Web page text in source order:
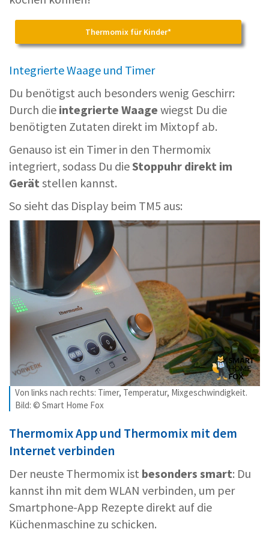
Thermomix für Kinder*
Integrierte Waage und Timer
Du benötigst auch besonders wenig Geschirr:
Durch die integrierte Waage wiegst Du die
benötigten Zutaten direkt im Mixtopf ab.
Genauso ist ein Timer in den Thermomix
integriert, sodass Du dieStoppuhr direkt im
Gerät stellen kannst.
So sieht das Display beim TM5 aus:
Von links nach rechts: Timer, Temperatur, Mixgeschwindigkeit.
Bild: © Smart Home Fox
Thermomix App und Thermomix mit dem
Internet verbinden
Der neuste Thermomix ist besonders smart: Du
kannst ihn mit dem WLAN verbinden, um per
Smartphone-App Rezepte direkt auf die
Küchenmaschine zu schicken.